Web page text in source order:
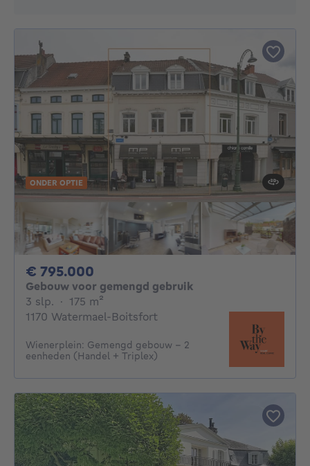
ONDER OPTIE
€ 795.000
Gebouw voor gemengd gebruik
3 slp. 3 slaapkamers
· 175 m²
1170 Watermael-Boitsfort
Wienerplein: Gemengd gebouw - 2
eenheden (Handel + Triplex)